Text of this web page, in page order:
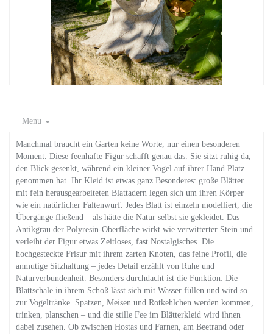
Menu
Manchmal braucht ein Garten keine Worte, nur einen besonderen
Moment. Diese feenhafte Figur schafft genau das. Sie sitzt ruhig da,
den Blick gesenkt, während ein kleiner Vogel auf ihrer Hand Platz
genommen hat. Ihr Kleid ist etwas ganz Besonderes: große Blätter
mit fein herausgearbeiteten Blattadern legen sich um ihren Körper
wie ein natürlicher Faltenwurf. Jedes Blatt ist einzeln modelliert, die
Übergänge fließend – als hätte die Natur selbst sie gekleidet. Das
Antikgrau der Polyresin-Oberfläche wirkt wie verwitterter Stein und
verleiht der Figur etwas Zeitloses, fast Nostalgisches. Die
hochgesteckte Frisur mit ihrem zarten Knoten, das feine Profil, die
anmutige Sitzhaltung – jedes Detail erzählt von Ruhe und
Naturverbundenheit. Besonders durchdacht ist die Funktion: Die
Blattschale in ihrem Schoß lässt sich mit Wasser füllen und wird so
zur Vogeltränke. Spatzen, Meisen und Rotkehlchen werden kommen,
trinken, planschen – und die stille Fee im Blätterkleid wird ihnen
dabei zusehen. Ob zwischen Hostas und Farnen, am Beetrand oder